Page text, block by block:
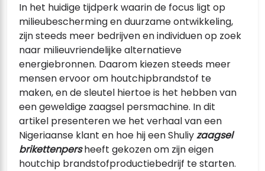
In het huidige tijdperk waarin de focus ligt op
milieubescherming en duurzame ontwikkeling,
zijn steeds meer bedrijven en individuen op zoek
naar milieuvriendelijke alternatieve
energiebronnen. Daarom kiezen steeds meer
mensen ervoor om houtchipbrandstof te
maken, en de sleutel hiertoe is het hebben van
een geweldige zaagsel persmachine. In dit
artikel presenteren we het verhaal van een
Nigeriaanse klant en hoe hij een Shuliyzaagsel
brikettenpersheeft gekozen om zijn eigen
houtchip brandstofproductiebedrijf te starten.